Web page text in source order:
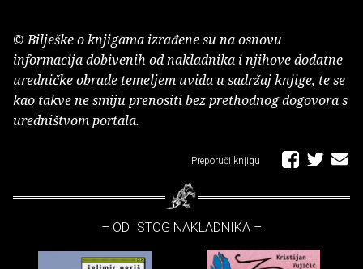
© Bilješke o knjigama izrađene su na osnovu
informacija dobivenih od nakladnika i njihove dodatne
uredničke obrade temeljem uvida u sadržaj knjige, te se
kao takve ne smiju prenositi bez prethodnog dogovora s
uredništvom portala.
Preporuči knjigu
– OD ISTOG NAKLADNIKA –